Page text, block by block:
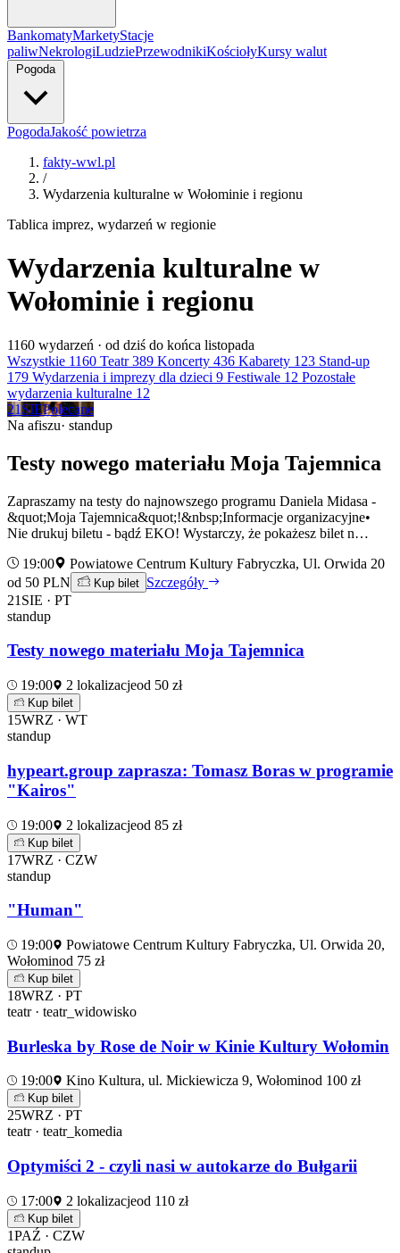
BankomatyMarketyStacje
paliwNekrologiLudziePrzewodnikiKościołyKursy walut
Pogoda
PogodaJakość powietrza
fakty-wwl.pl
/
Wydarzenia kulturalne w Wołominie i regionu
Tablica imprez, wydarzeń w regionie
Wydarzenia kulturalne w
Wołominie i regionu
1160 wydarzeń · od dziś do końca listopada
Wszystkie 1160 Teatr389 Koncerty 436 Kabarety 123 Stand-up
179 Wydarzenia i imprezy dla dzieci 9 Festiwale 12 Pozostałe
wydarzenia kulturalne 12
21 SIEPolecane
Na afiszu· standup
Testy nowego materiału Moja Tajemnica
Zapraszamy na testy do najnowszego programu Daniela Midasa -
&quot;Moja Tajemnica&quot;!&nbsp;Informacje organizacyjne•
Nie drukuj biletu - bądź EKO! Wystarczy, że pokażesz bilet n…
19:00
Powiatowe Centrum Kultury Fabryczka, Ul. Orwida 20
od 50 PLN
Kup bilet Szczegóły
21 SIE · PT
standup
Testy nowego materiału Moja Tajemnica
19:00 2 lokalizacjeod 50 zł
Kup bilet
15WRZ · WT
standup
hypeart.group zaprasza: Tomasz Boras w programie
"Kairos"
19:00 2 lokalizacjeod 85 zł
Kup bilet
17WRZ · CZW
standup
"Human"
19:00
Powiatowe Centrum Kultury Fabryczka, Ul. Orwida 20,
Wołominod 75 zł
Kup bilet
18WRZ · PT
teatr · teatr_widowisko
Burleska by Rose de Noir w Kinie Kultury Wołomin
19:00 Kino Kultura, ul. Mickiewicza 9, Wołominod 100 zł
Kup bilet
25WRZ · PT
teatr · teatr_komedia
Optymiści 2 - czyli nasi w autokarze do Bułgarii
17:00 2 lokalizacjeod 110 zł
Kup bilet
1PAŹ · CZW